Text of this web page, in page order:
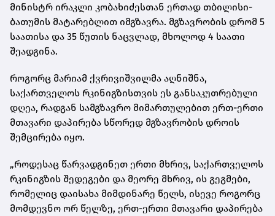
მინისტრ ირაკლი კობახიძესთან ერთად თბილისი-
ბათუმის მატარებლით იმგზავრა. მგზავრობის დრომ 5
საათისა და 35 წუთის ნაცვლად, მხოლოდ 4 საათი
შეადგინა.
როგორც მარიამ ქვრივიშვილმა აღნიშნა,
საქართველოს რკინიგზისთვის ეს განსაკუთრებული
დღეა, რადგან სამგზავრო მიმართულებით ერთ-ერთი
მთავარი დაპირება სწორედ მგზავრობის დროის
შემცირება იყო.
„როდესაც წარვადგინეთ ერთი მხრივ, საქართველოს
რკინიგზის შედეგები და მეორე მხრივ, ის გეგმები,
რომელიც დაისახა მიმდინარე წელს, ისევე როგორც
მომდევნო ორ წელზე, ერთ-ერთი მთავარი დაპირება